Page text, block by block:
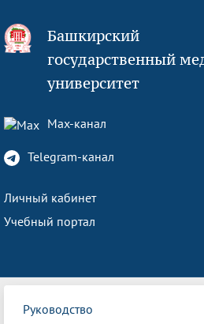
Башкирский
государственный
университет
Max-канал
Telegram-канал
Личный кабинет
Учебный портал
Руководство